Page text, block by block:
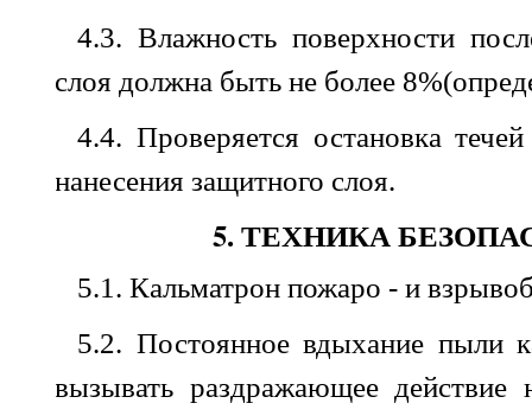
4.3. Влажность поверхности
слоя должна быть не более 8%(
4.4. Проверяется остановка течей
нанесения защитного слоя.
5. ТЕХНИКА
5.1. Кальматрон пожаро -и
5.2. Постоянное вдыхание пыли
вызывать раздражающее действие